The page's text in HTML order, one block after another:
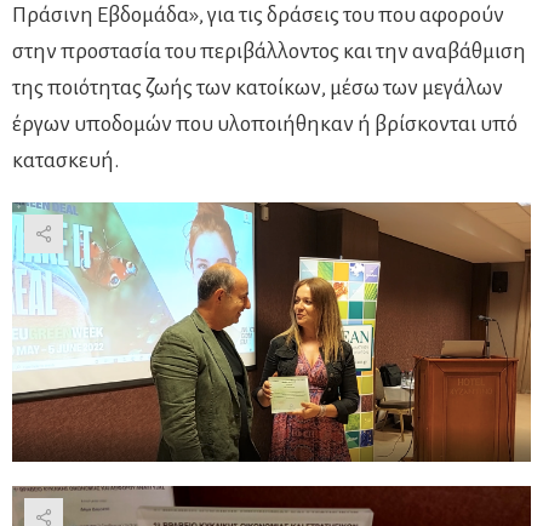
Πράσινη Εβδομάδα», για τις δράσεις του που αφορούν
στην προστασία του περιβάλλοντος και την αναβάθμιση
της ποιότητας ζωής των κατοίκων, μέσω των μεγάλων
έργων υποδομών που υλοποιήθηκαν ή βρίσκονται υπό
κατασκευή.